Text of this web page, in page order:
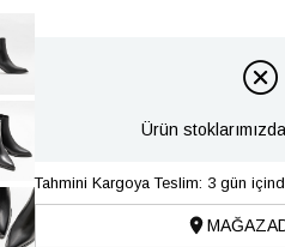
Ürün
Tahmini Kargoya Teslim: 3 gün